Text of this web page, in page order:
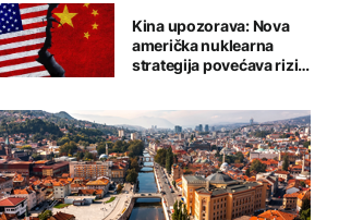
Kina upozorava: Nova
američka nuklearna
strategija povećava rizik